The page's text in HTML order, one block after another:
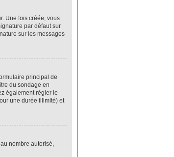
Une fois créée, vous
par défaut sur
sur les messages
principal de
du sondage en
également régler le
une durée illimité) et
nombre autorisé,